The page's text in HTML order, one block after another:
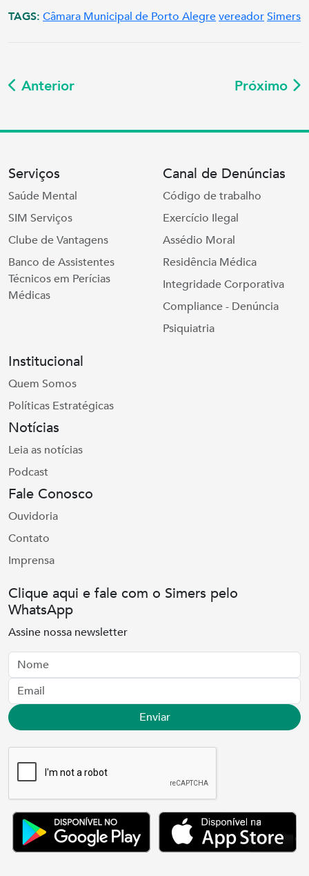
TAGS: Câmara Municipal de Porto AlegrevereadorSimers
Anterior Próximo
Serviços
Saúde Mental
SIM Serviços
Clube de Vantagens
Banco de Assistentes
Técnicos em Perícias
Médicas
Canal de Denúncias
Código de trabalho
Exercício Ilegal
Assédio Moral
Residência Médica
Integridade Corporativa
Compliance - Denúncia
Psiquiatria
Institucional
Quem Somos
Políticas Estratégicas
Notícias
Leia as notícias
Podcast
Fale Conosco
Ouvidoria
Contato
Imprensa
Clique aqui e fale com o Simers pelo
WhatsApp
Assine nossa newsletter
Nome
Email
Enviar